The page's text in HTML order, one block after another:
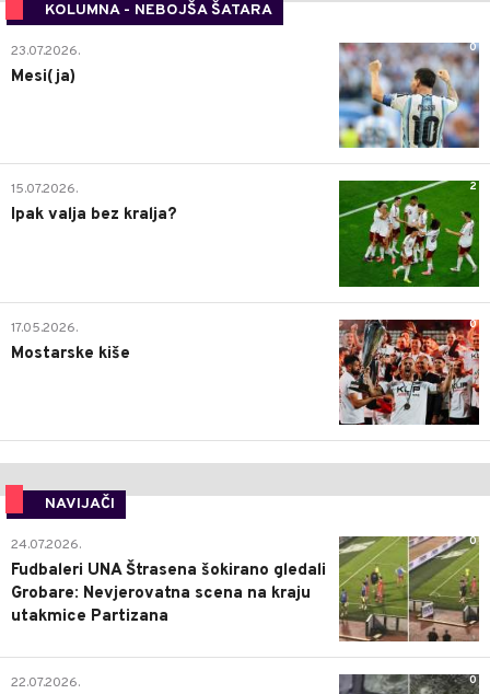
KOLUMNA - NEBOJŠA ŠATARA
0
23.07.2026.
Mesi(ja)
2
15.07.2026.
Ipak valja bez kralja?
0
17.05.2026.
Mostarske kiše
NAVIJAČI
0
24.07.2026.
Fudbaleri UNA Štrasena šokirano gledali
Grobare: Nevjerovatna scena na kraju
utakmice Partizana
0
22.07.2026.